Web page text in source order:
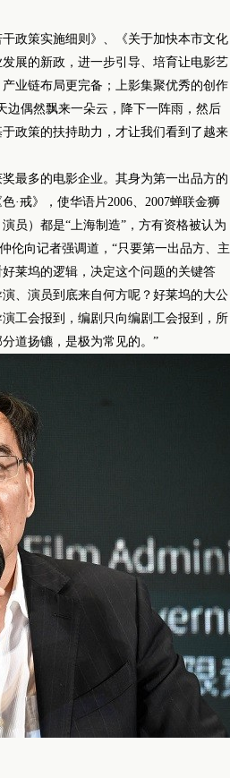
政策实施细则》、《关于加快本市文化
展的新政，进一步引导、培育让电影艺
业链布局更完备；上影集聚优秀的创作
边偶然飘来一朵云，降下一阵雨，然后
政策的扶持助力，才让我们看到了越来
多的电影企业。其身为第一出品方的
·戒》，使华语片2006、2007蝉联金狮
员）都是“上海制造”，方有资格被认为
伦向记者强调道，“只要第一出品方、主
莱坞的逻辑，决定这个问题的关键答
、演员到底来自何方呢？好莱坞的大公
工会报到，编剧只向编剧工会报到，所
道扬镳，是极为常见的。”